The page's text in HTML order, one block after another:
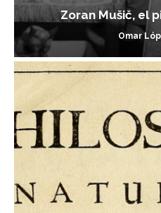
Zoran Mušič, el
Omar